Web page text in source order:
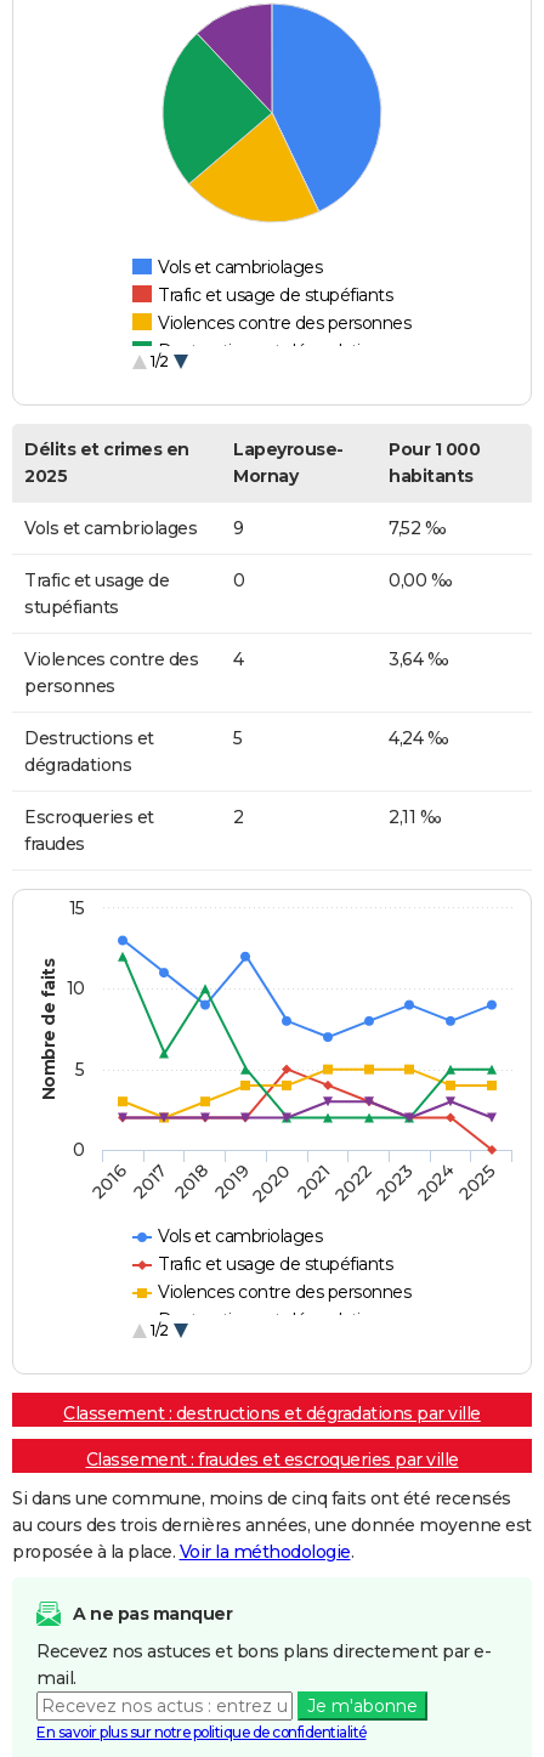
Vols et cambriolages
Trafic et usage de stupéfiants
Violences contre des personnes
Destructions et dégradations
1/2
Délits et crimes en
2025
Lapeyrouse-
Mornay
Pour 1 000
habitants
Vols et cambriolages 9 7,52 ‰
Trafic et usage de
stupéfiants
0 0,00 ‰
Violences contre des
personnes
4 3,64 ‰
Destructions et
dégradations
5 4,24 ‰
Escroqueries et
fraudes
2 2,11 ‰
Nombre de faits
Vols et cambriolages
Trafic et usage de stupéfiants
Violences contre des personnes
Destructions et dégradations
1/2
20162017 20182019202020212022202320242025
0
5
10
15
Classement : destructions et dégradations par ville
Classement : fraudes et escroqueries par ville
Si dans une commune, moins de cinq faits ont été recensés
au cours des trois dernières années, une donnée moyenne est
proposée à la place. Voir la méthodologie.
A ne pas manquer
Recevez nos astuces et bons plans directement par e-
mail.
Je m'abonne
En savoir plus sur notre politique de confidentialité